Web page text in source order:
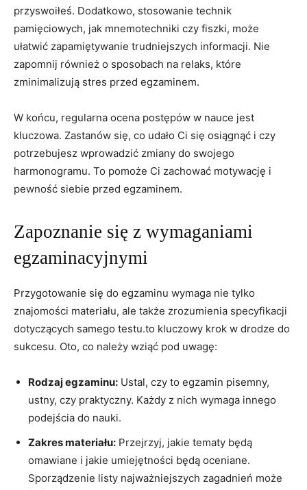
przyswoiłeś. Dodatkowo, stosowanie technik
pamięciowych, jak mnemotechniki czy fiszki, może
ułatwić zapamiętywanie trudniejszych informacji. Nie
zapomnij również o sposobach na relaks, które
zminimalizują stres przed egzaminem.
W końcu, regularna ocena postępów w nauce jest
kluczowa. Zastanów się, co udało Ci się osiągnąć i czy
potrzebujesz wprowadzić zmiany do swojego
harmonogramu. To pomoże Ci zachować motywację i
pewność siebie przed egzaminem.
Zapoznanie się z wymaganiami
egzaminacyjnymi
Przygotowanie się do egzaminu wymaga nie tylko
znajomości materiału, ale także zrozumienia specyfikacji
dotyczących samego testu.to kluczowy krok w drodze do
sukcesu. Oto, co należy wziąć pod uwagę:
Rodzaj egzaminu: Ustal, czy to egzamin pisemny,
ustny, czy praktyczny. Każdy z nich wymaga innego
podejścia do nauki.
Zakres materiału: Przejrzyj, jakie tematy będą
omawiane i jakie umiejętności będą oceniane.
Sporządzenie listy najważniejszych zagadnień może